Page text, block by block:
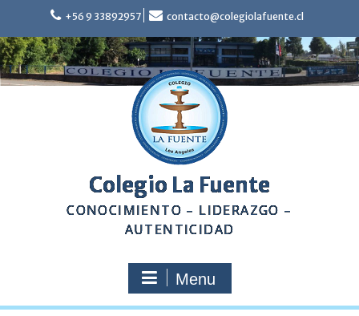
content
+56 9 33892957 contacto@colegiolafuente.cl
Colegio La Fuente
CONOCIMIENTO – LIDERAZGO –
AUTENTICIDAD
Menu